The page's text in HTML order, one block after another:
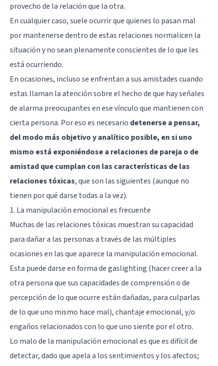
provecho de la relación que la otra.
En cualquier caso, suele ocurrir que quienes lo pasan mal
por mantenerse dentro de estas relaciones normalicen la
situación y no sean plenamente conscientes de lo que les
está ocurriendo.
En ocasiones, incluso se enfrentan a sus amistades cuando
estas llaman la atención sobre el hecho de que hay señales
de alarma preocupantes en ese vínculo que mantienen con
cierta persona. Por eso es necesario detenerse a pensar,
del modo más objetivo y analítico posible, en si uno
mismo está exponiéndose a relaciones de pareja o de
amistad que cumplan con las características de las
relaciones tóxicas, que son las siguientes (aunque no
tienen por qué darse todas a la vez).
1. La manipulación emocional es frecuente
Muchas de las relaciones tóxicas muestran su capacidad
para dañar a las personas a través de las múltiples
ocasiones en las que aparece la manipulación emocional.
Esta puede darse en forma degaslighting (hacer creer a la
otra persona que sus capacidades de comprensión o de
percepción de lo que ocurre están dañadas, para culparlas
de lo que uno mismo hace mal), chantaje emocional, y/o
engaños relacionados con lo que uno siente por el otro.
Lo malo de la manipulación emocional es que es difícil de
detectar, dado que apela a los sentimientos y los afectos;